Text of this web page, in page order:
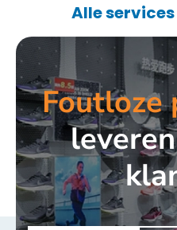
Alle
Foutloze